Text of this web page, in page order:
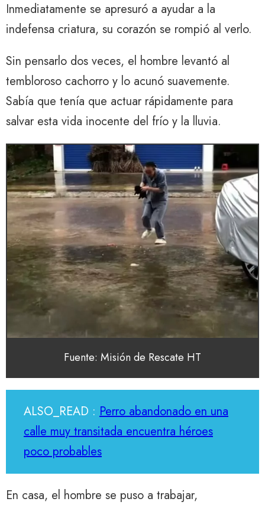
Inmediatamente se apresuró a ayudar a la
indefensa criatura, su corazón se rompió al verlo.
Sin pensarlo dos veces, el hombre levantó al
tembloroso cachorro y lo acunó suavemente.
Sabía que tenía que actuar rápidamente para
salvar esta vida inocente del frío y la lluvia.
Fuente: Misión de Rescate HT
ALSO_READ : Perro abandonado en una
calle muy transitada encuentra héroes
poco probables
En casa, el hombre se puso a trabajar,